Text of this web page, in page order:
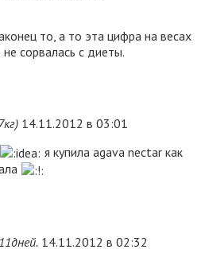
то, а то эта цифра на весах
сорвалась с диеты.
14.11.2012 в 03:01
я купила agava nectar как
14.11.2012 в 02:32